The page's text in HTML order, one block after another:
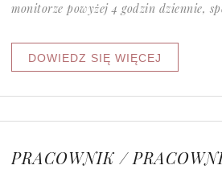
monitorze powyżej 4 godzin dziennie,
PRACOWNIK /